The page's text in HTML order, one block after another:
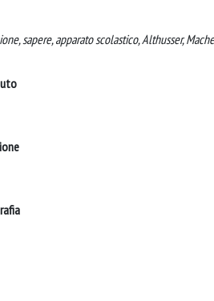
sapere, apparato scolastico, Althusser,